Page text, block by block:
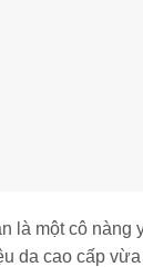
là một cô nàng
da cao cấp